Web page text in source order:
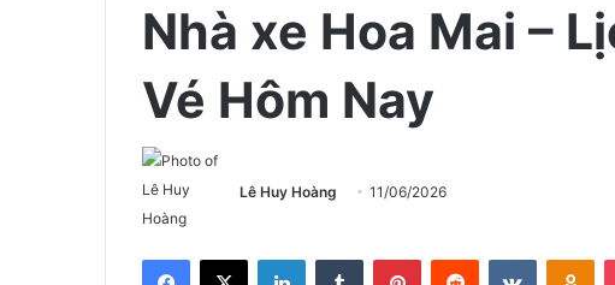
Nhà xe Hoa Mai –
Vé Hôm Nay
Lê Huy Hoàng 11/06/2026
Facebook
X LinkedInTumblr PinterestReddit VKontakte